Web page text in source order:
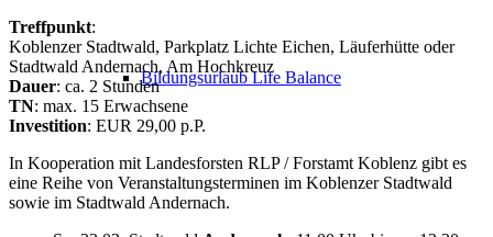
Bildungsurlaub Life Balance
Treffpunkt:
Koblenzer Stadtwald, Parkplatz Lichte Eichen, Läuferhütte oder
Stadtwald Andernach, Am Hochkreuz
Dauer: ca. 2 Stunden
TN: max. 15 Erwachsene
Investition: EUR 29,00 p.P.
In Kooperation mit Landesforsten RLP / Forstamt Koblenz gibt es
eine Reihe von Veranstaltungsterminen im Koblenzer Stadtwald
sowie im Stadtwald Andernach.